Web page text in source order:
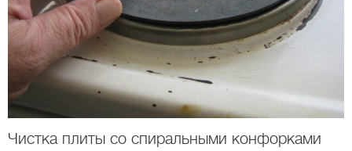
Чистка плиты со спиральными конфорками